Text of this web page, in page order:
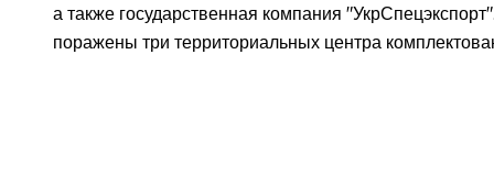
а также государственная компания
поражены три территориальных центра